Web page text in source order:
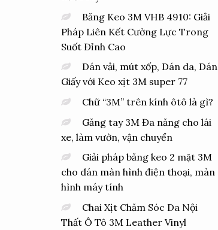
Băng Keo 3M VHB 4910: Giải
Pháp Liên Kết Cường Lực Trong
Suốt Đỉnh Cao
Dán vải, mút xốp, Dán da, Dán
Giấy với Keo xịt 3M super 77
Chữ “3M” trên kính ôtô là gì?
Găng tay 3M Đa năng cho lái
xe, làm vườn, vận chuyển
Giải pháp băng keo 2 mặt 3M
cho dán màn hình điện thoại, màn
hình máy tính
Chai Xịt Chăm Sóc Da Nội
Thất Ô Tô 3M Leather Vinyl